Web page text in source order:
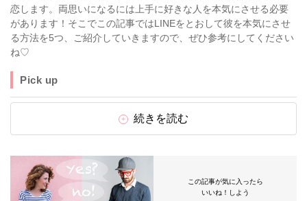
恋します。両思いになるには上手に好きな人を本気にさせる必要
があります！そこでこの記事ではLINEをとおして彼を本気にさせ
る方法を5つ、ご紹介していきますので、ぜひ参考にしてください
ね♡
Pick up
続きを読む
この記事が気に入ったら
いいね！しよう